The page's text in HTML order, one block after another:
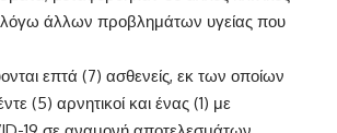
λόγω άλλων προβλημάτων υγείας που
επτά (7) ασθενείς, εκ των οποίων
(5) αρνητικοί και ένας (1) με